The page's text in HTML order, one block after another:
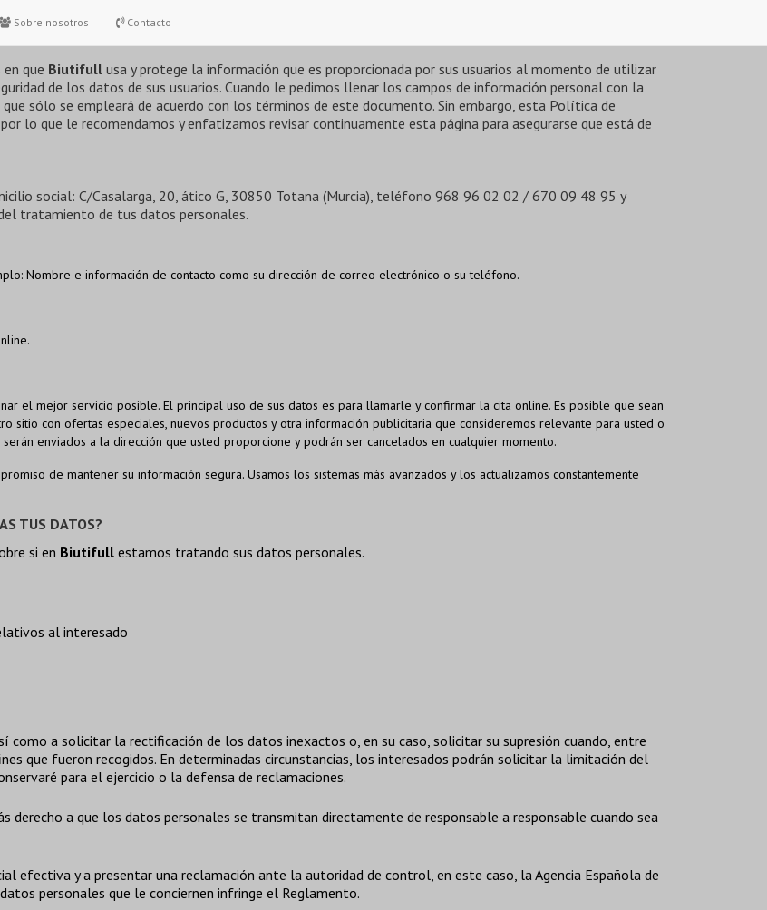
Sobre nosotros Contacto
que Biutifull usa y protege la información que es proporcionada por sus usuarios al momento de utilizar
de los datos de sus usuarios. Cuando le pedimos llenar los campos de información personal con la
sólo se empleará de acuerdo con los términos de este documento. Sin embargo, esta Política de
lo que le recomendamos y enfatizamos revisar continuamente esta página para asegurarse que está de
social: C/Casalarga, 20, ático G, 30850 Totana (Murcia), teléfono 968 96 02 02 / 670 09 48 95 y
tratamiento de tus datos personales.
Nombre e información de contacto como su dirección de correo electrónico o su teléfono.
el mejor servicio posible. El principal uso de sus datos es para llamarle y confirmar la cita online. Es posible que sean
sitio con ofertas especiales, nuevos productos y otra información publicitaria que consideremos relevante para usted o
enviados a la dirección que usted proporcione y podrán ser cancelados en cualquier momento.
de mantener su información segura. Usamos los sistemas más avanzados y los actualizamos constantemente
TUS DATOS?
si en Biutifull estamos tratando sus datos personales.
al interesado
como a solicitar la rectificación de los datos inexactos o, en su caso, solicitar su supresión cuando, entre
que fueron recogidos. En determinadas circunstancias, los interesados podrán solicitar la limitación del
para el ejercicio o la defensa de reclamaciones.
a que los datos personales se transmitan directamente de responsable a responsable cuando sea
efectiva y a presentar una reclamación ante la autoridad de control, en este caso, la Agencia Española de
personales que le conciernen infringe el Reglamento.